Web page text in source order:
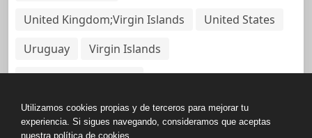
United Kingdom;Virgin Islands
United States
Uruguay
Virgin Islands
Virgin Islands, British
Utilizamos cookies propias y de terceros para mejorar tu
experiencia. Si sigues navegando, consideramos que aceptas
nuestra política de cookies